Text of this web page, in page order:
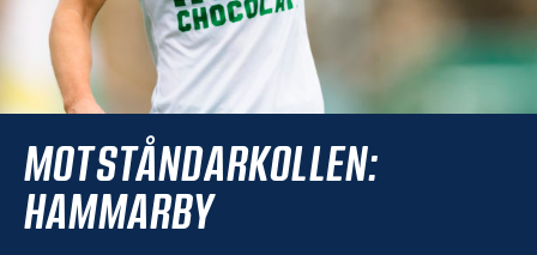
MOTSTÅNDARKOLLEN:
HAMMARBY